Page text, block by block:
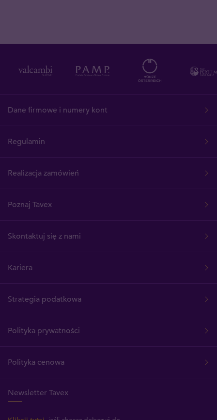
Dane firmowe i numery kont
Regulamin
Realizacja zamówień
Poznaj Tavex
Skontaktuj się z nami
Kariera
Strategia podatkowa
Polityka prywatności
Polityka cenowa
Newsletter Tavex